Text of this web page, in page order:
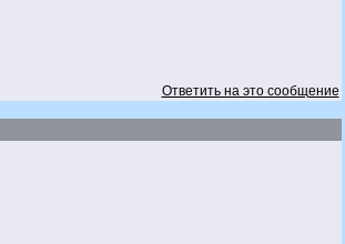
Ответить на это сообщение